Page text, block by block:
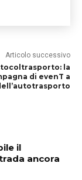
Articolo successivo
la
di evenT a
il
ancora